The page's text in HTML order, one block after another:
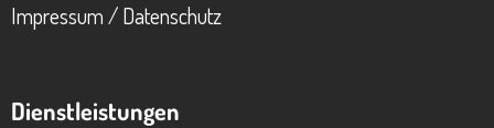
Impressum / Datenschutz
Dienstleistungen